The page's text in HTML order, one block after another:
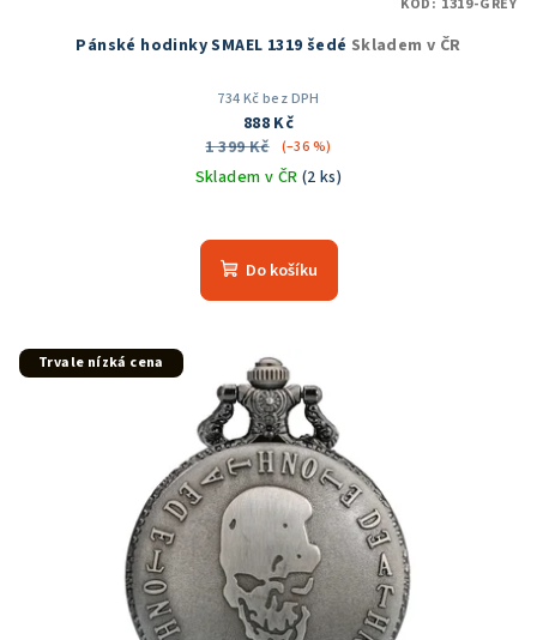
Pánské hodinky SMAEL 1319 šedé Skladem v ČR
734 Kč bez DPH
888 Kč
1 399 Kč
(–36 %)
Skladem v ČR (2 ks)
hodnocení
produktu
5
hvězdiček.
Do košíku
KÓD: 1319-GREY
Trvale nízká cena